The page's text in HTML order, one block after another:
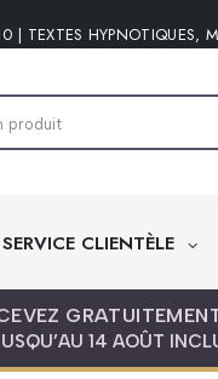
| TEXTES HYPNOTIQUES,
SERVICE CLIENTÈLE
14 AOÛT